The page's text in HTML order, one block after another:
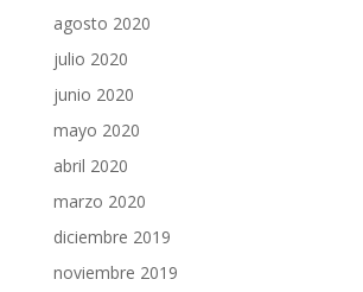
agosto 2020
julio 2020
junio 2020
mayo 2020
abril 2020
marzo 2020
diciembre 2019
noviembre 2019